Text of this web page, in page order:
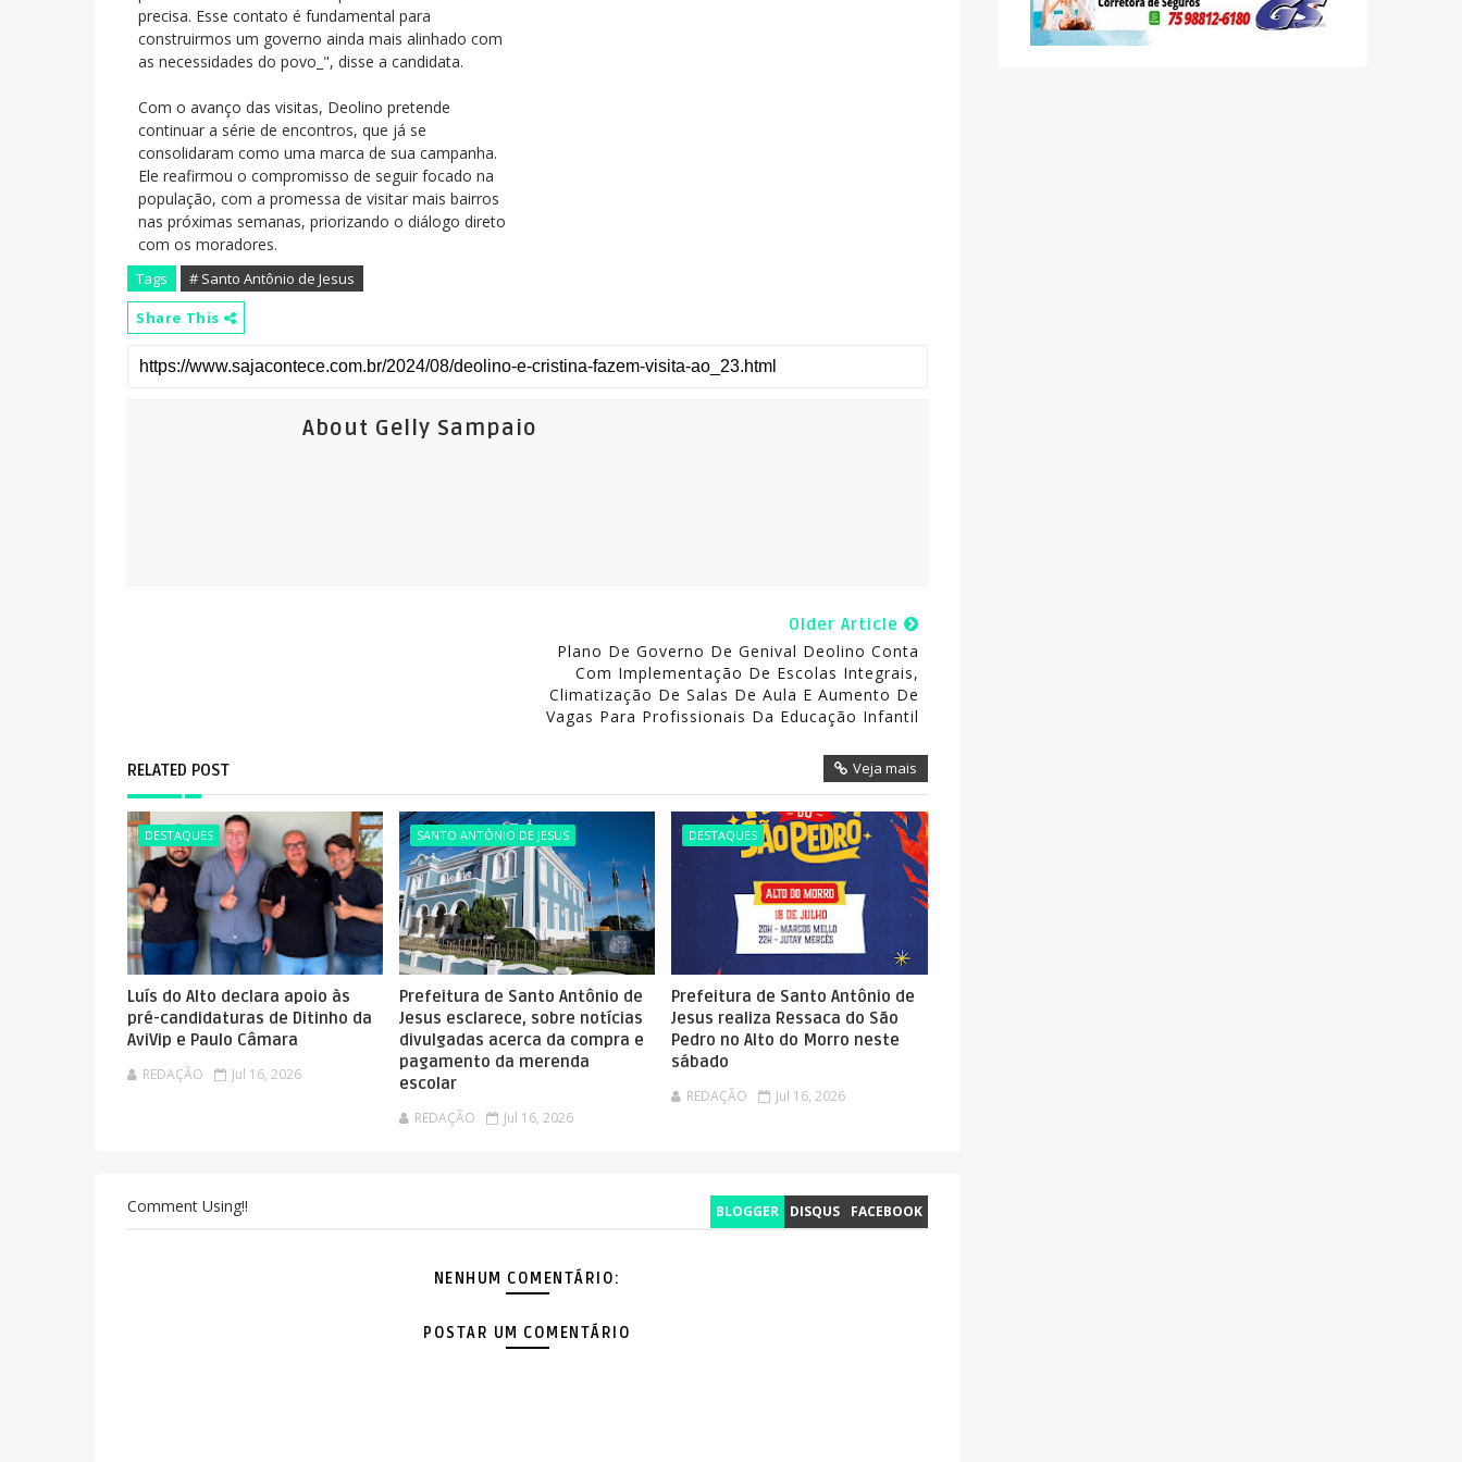
precisa. Esse contato é fundamental para
construirmos um governo ainda mais alinhado com
as necessidades do povo_", disse a candidata.
Com o avanço das visitas, Deolino pretende
continuar a série de encontros, que já se
consolidaram como uma marca de sua campanha.
Ele reafirmou o compromisso de seguir focado na
população, com a promessa de visitar mais bairros
nas próximas semanas, priorizando o diálogo direto
com os moradores.
Tags
# Santo Antônio de Jesus
Share This
About Gelly Sampaio
Older Article
Plano De Governo De Genival Deolino Conta
Com Implementação De Escolas Integrais,
Climatização De Salas De Aula E Aumento De
Vagas Para Profissionais Da Educação Infantil
RELATED POST Veja mais
DESTAQUES
Luís do Alto declara apoio às
pré-candidaturas de Ditinho da
AviVip e Paulo Câmara
REDAÇÃO Jul 16, 2026
SANTO ANTÔNIO DE JESUS
Prefeitura de Santo Antônio de
Jesus esclarece, sobre notícias
divulgadas acerca da compra e
pagamento da merenda
escolar
REDAÇÃO Jul 16, 2026
DESTAQUES
Prefeitura de Santo Antônio de
Jesus realiza Ressaca do São
Pedro no Alto do Morro neste
sábado
REDAÇÃO Jul 16, 2026
BLOGGER DISQUS FACEBOOK
Comment Using!!
NENHUM COMENTÁRIO:
POSTAR UM COMENTÁRIO